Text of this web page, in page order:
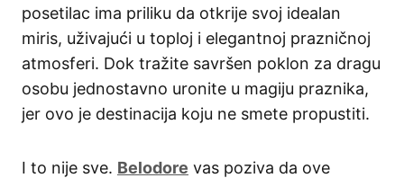
posetilac ima priliku da otkrije svoj idealan
miris, uživajući u toploj i elegantnoj prazničnoj
atmosferi. Dok tražite savršen poklon za dragu
osobu jednostavno uronite u magiju praznika,
jer ovo je destinacija koju ne smete propustiti.
I to nije sve. Belodore vas poziva da ove